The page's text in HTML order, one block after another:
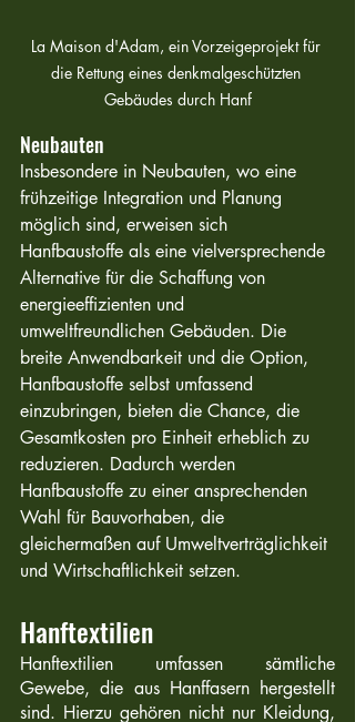
La Maison d'Adam, ein Vorzeigeprojekt für
die Rettung eines denkmalgeschützten
Gebäudes durch Hanf
Neubauten
Insbesondere in Neubauten, wo eine
frühzeitige Integration und Planung
möglich sind, erweisen sich
Hanfbaustoffe als eine vielversprechende
Alternative für die Schaffung von
energieeffizienten und
umweltfreundlichen Gebäuden. Die
breite Anwendbarkeit und die Option,
Hanfbaustoffe selbst umfassend
einzubringen, bieten die Chance, die
Gesamtkosten pro Einheit erheblich zu
reduzieren. Dadurch werden
Hanfbaustoffe zu einer ansprechenden
Wahl für Bauvorhaben, die
gleichermaßen auf Umweltverträglichkeit
und Wirtschaftlichkeit setzen.
Hanftextilien
Hanftextilien umfassen sämtliche
Gewebe, die aus Hanffasern hergestellt
sind. Hierzu gehören nicht nur Kleidung,